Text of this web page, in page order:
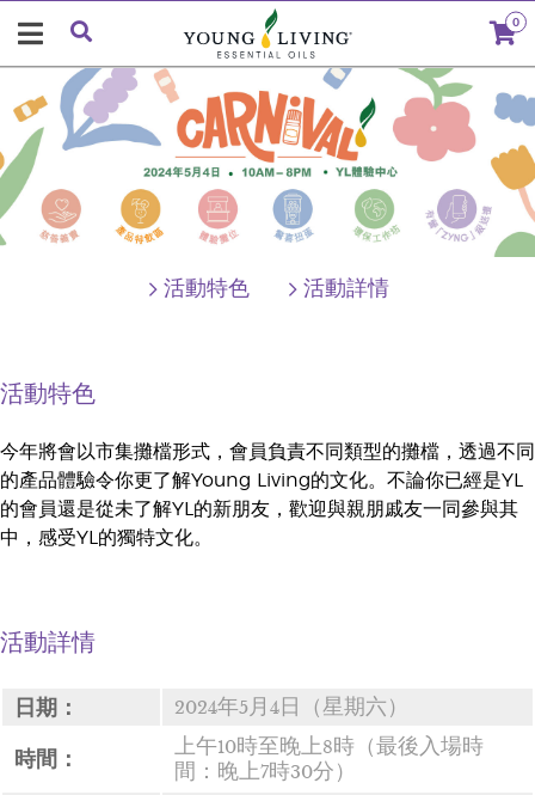
0
活動特色 活動詳情
活動特色
今年將會以市集攤檔形式，會員負責不同類型的攤檔，透過不同
的產品體驗令你更了解Young Living的文化。不論你已經是YL
的會員還是從未了解YL的新朋友，歡迎與親朋戚友一同參與其
中，感受YL的獨特文化。
活動詳情
日期： 2024年5月4日（星期六）
時間：
上午10時至晚上8時（最後入場時
間：晚上7時30分）